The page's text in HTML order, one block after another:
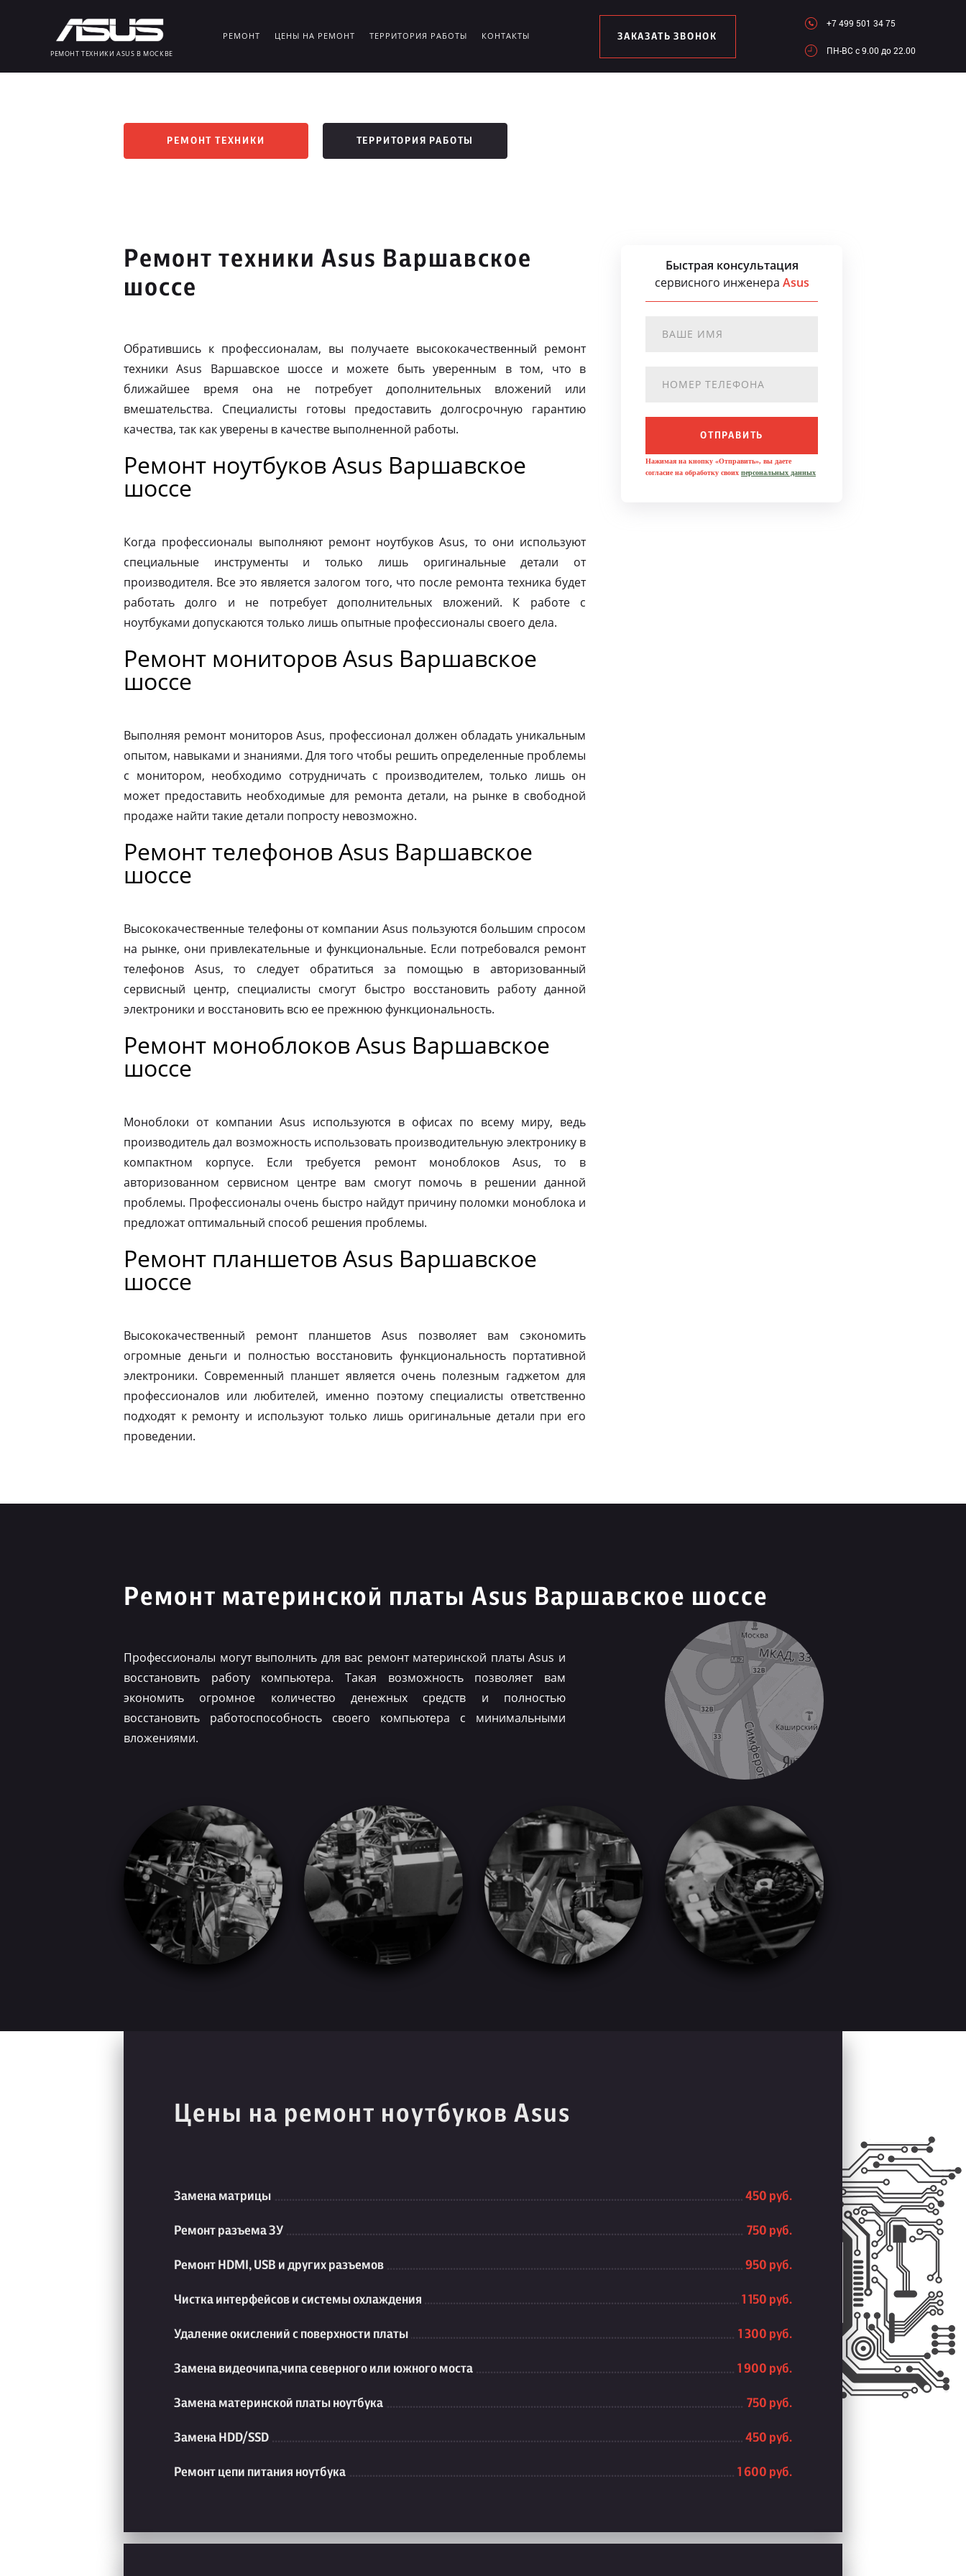
РЕМОНТ ТЕХНИКИ ASUS В МОСКВЕ
РЕМОНТ ЦЕНЫ НА РЕМОНТ ТЕРРИТОРИЯ РАБОТЫ КОНТАКТЫ ЗАКАЗАТЬ ЗВОНОК
+7 499 501 34 75
ПН-ВC c 9.00 до 22.00
РЕМОНТ ТЕХНИКИ ТЕРРИТОРИЯ РАБОТЫ
Ремонт техники Asus Варшавское
шоссе
Обратившись к профессионалам, вы получаете высококачественный ремонт
техники Asus Варшавское шоссе и можете быть уверенным в том, что в
ближайшее время она не потребует дополнительных вложений или
вмешательства. Специалисты готовы предоставить долгосрочную гарантию
качества, так как уверены в качестве выполненной работы.
Ремонт ноутбуков Asus Варшавское
шоссе
Когда профессионалы выполняют ремонт ноутбуков Asus, то они используют
специальные инструменты и только лишь оригинальные детали от
производителя. Все это является залогом того, что после ремонта техника будет
работать долго и не потребует дополнительных вложений. К работе с
ноутбуками допускаются только лишь опытные профессионалы своего дела.
Ремонт мониторов Asus Варшавское
шоссе
Выполняя ремонт мониторов Asus, профессионал должен обладать уникальным
опытом, навыками и знаниями. Для того чтобы решить определенные проблемы
с монитором, необходимо сотрудничать с производителем, только лишь он
может предоставить необходимые для ремонта детали, на рынке в свободной
продаже найти такие детали попросту невозможно.
Ремонт телефонов Asus Варшавское
шоссе
Высококачественные телефоны от компании Asus пользуются большим спросом
на рынке, они привлекательные и функциональные. Если потребовался ремонт
телефонов Asus, то следует обратиться за помощью в авторизованный
сервисный центр, специалисты смогут быстро восстановить работу данной
электроники и восстановить всю ее прежнюю функциональность.
Ремонт моноблоков Asus Варшавское
шоссе
Моноблоки от компании Asus используются в офисах по всему миру, ведь
производитель дал возможность использовать производительную электронику в
компактном корпусе. Если требуется ремонт моноблоков Asus, то в
авторизованном сервисном центре вам смогут помочь в решении данной
проблемы. Профессионалы очень быстро найдут причину поломки моноблока и
предложат оптимальный способ решения проблемы.
Ремонт планшетов Asus Варшавское
шоссе
Высококачественный ремонт планшетов Asus позволяет вам сэкономить
огромные деньги и полностью восстановить функциональность портативной
электроники. Современный планшет является очень полезным гаджетом для
профессионалов или любителей, именно поэтому специалисты ответственно
подходят к ремонту и используют только лишь оригинальные детали при его
проведении.
Быстрая консультация
сервисного инженера Asus
ОТПРАВИТЬ
Нажимая на кнопку «Отправить», вы даете
согласие на обработку своих персональных данных
Ремонт материнской платы Asus Варшавское шоссе
Профессионалы могут выполнить для вас ремонт материнской платы Asus и
восстановить работу компьютера. Такая возможность позволяет вам
экономить огромное количество денежных средств и полностью
восстановить работоспособность своего компьютера с минимальными
вложениями.
Цены на ремонт ноутбуков Asus
Замена матрицы 450 руб.
Ремонт разъема ЗУ 750 руб.
Ремонт HDMI, USB и других разъемов 950 руб.
Чистка интерфейсов и системы охлаждения 1 150 руб.
Удаление окислений с поверхности платы 1 300 руб.
Замена видеочипа,чипа северного или южного моста 1 900 руб.
Замена материнской платы ноутбука 750 руб.
Замена HDD/SSD 450 руб.
Ремонт цепи питания ноутбука 1 600 руб.